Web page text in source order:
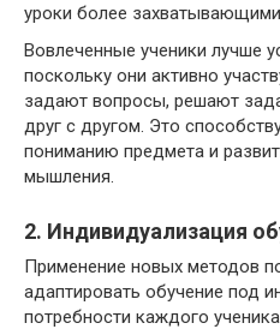
уроки более
Вовлеченные ученики лучше
поскольку они активно
задают вопросы, решают
друг с другом. Это
пониманию предмета и
мышления.
2. Индивидуализация
Применение новых методов
адаптировать обучение под
потребности каждого